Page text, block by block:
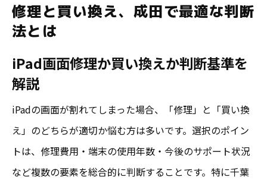
修理と買い換え、成田で最適な判断
法とは
iPad画面修理か買い換えか判断基準を
解説
iPadの画面が割れてしまった場合、「修理」と「買い換
え」のどちらが適切か悩む方は多いです。選択のポイン
トは、修理費用・端末の使用年数・今後のサポート状況
など複数の要素を総合的に判断することです。特に千葉